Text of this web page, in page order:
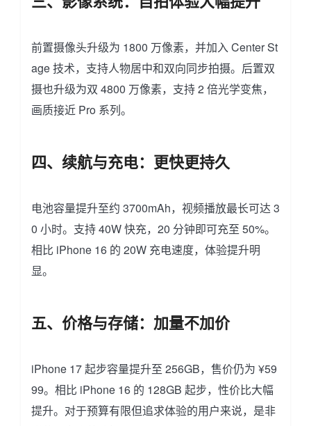
前置摄像头升级为 1800 万像素，并加入 Center St
age 技术，支持人物居中和双向同步拍摄。后置双
摄也升级为双 4800 万像素，支持 2 倍光学变焦，
画质接近 Pro 系列。
四、续航与充电：更快更持久
电池容量提升至约 3700mAh，视频播放最长可达 3
0 小时。支持 40W 快充，20 分钟即可充至 50%。
相比 iPhone 16 的 20W 充电速度，体验提升明
显。
五、价格与存储：加量不加价
iPhone 17 起步容量提升至 256GB，售价仍为 ¥59
99。相比 iPhone 16 的 128GB 起步，性价比大幅
提升。对于预算有限但追求体验的用户来说，是非